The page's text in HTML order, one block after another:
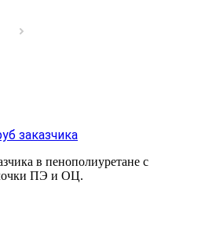
заказчика
в пенополиуретане с
ПЭ и ОЦ.